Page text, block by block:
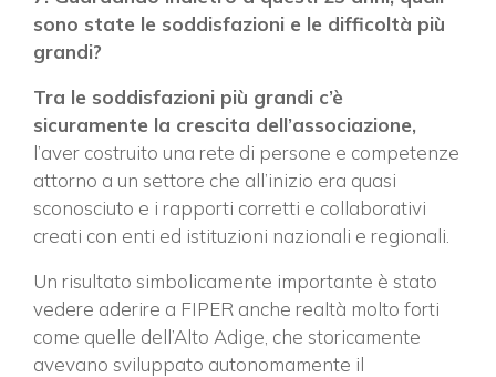
sono state le soddisfazioni e le difficoltà più
grandi?
Tra le soddisfazioni più grandi c’è
sicuramente la crescita dell’associazione,
l’aver costruito una rete di persone e competenze
attorno a un settore che all’inizio era quasi
sconosciuto e i rapporti corretti e collaborativi
creati con enti ed istituzioni nazionali e regionali.
Un risultato simbolicamente importante è stato
vedere aderire a FIPER anche realtà molto forti
come quelle dell’Alto Adige, che storicamente
avevano sviluppato autonomamente il